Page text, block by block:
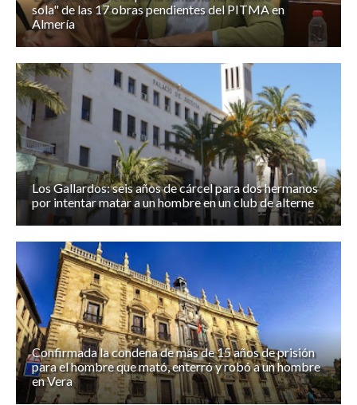
sola" de las 17 obras pendientes del PITMA en
Almería
Los Gallardos: seis años de cárcel para dos hermanos
por intentar matar a un hombre en un club de alterne
Confirmada la condena de más de 15 años de prisión
para el hombre que mató, enterró y robó a un hombre
en Vera